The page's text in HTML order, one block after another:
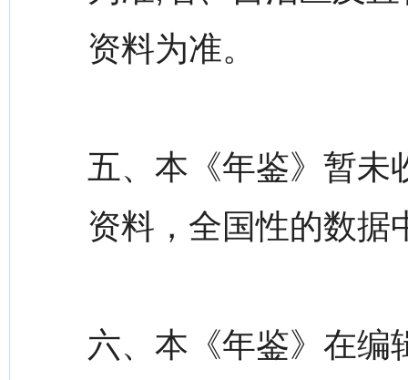
资料为准。
五、本《年鉴》暂未
资料，全国性的数据
六、本《年鉴》在编